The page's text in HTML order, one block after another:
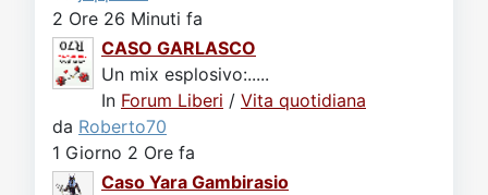
2 Ore 26 Minuti fa
CASO GARLASCO
Un mix esplosivo:.....
In Forum Liberi / Vita quotidiana
da Roberto70
1 Giorno 2 Ore fa
Caso Yara Gambirasio